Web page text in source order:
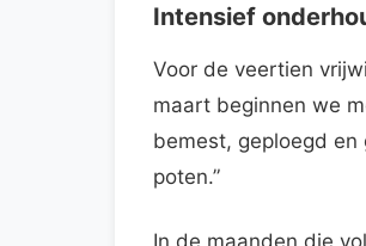
Intensief
Voor de veertien
maart beginnen we
bemest, geploegd
poten.”
In de maanden die